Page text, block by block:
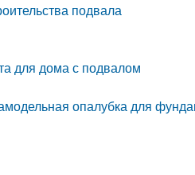
подвала
для дома с подвалом
опалубка для